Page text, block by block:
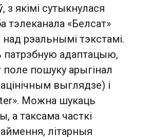
з якімі сутыкнулася
тэлеканала «Белсат»
рэальнымі тэкстамі.
патрэбную адаптацыю,
поле пошуку арыгінал
выглядзе) і
Можна шукаць
а таксама часткі
літарныя